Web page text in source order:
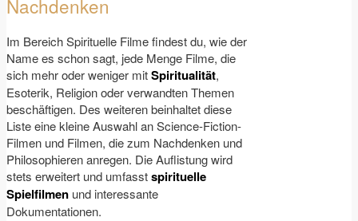
Nachdenken
Im Bereich Spirituelle Filme findest du, wie der
Name es schon sagt, jede Menge Filme, die
sich mehr oder weniger mitSpiritualität,
Esoterik, Religion oder verwandten Themen
beschäftigen. Des weiteren beinhaltet diese
Liste eine kleine Auswahl an Science-Fiction-
Filmen und Filmen, die zum Nachdenken und
Philosophieren anregen. Die Auflistung wird
stets erweitert und umfasstspirituelle
Spielfilmen und interessante
Dokumentationen.